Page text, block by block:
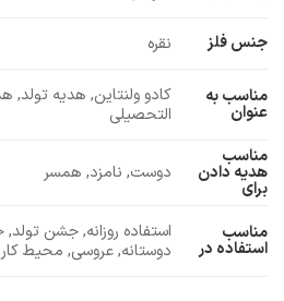
جنس فلز نقره
مناسب به
عنوان
کادو ولنتاین, هدیه تولد,
التحصیلی
مناسب
هدیه دادن
برای
دوست, نامزد, همسر
مناسب
استفاده در
استفاده روزانه, جشن
دوستانه, عروسی, محیط